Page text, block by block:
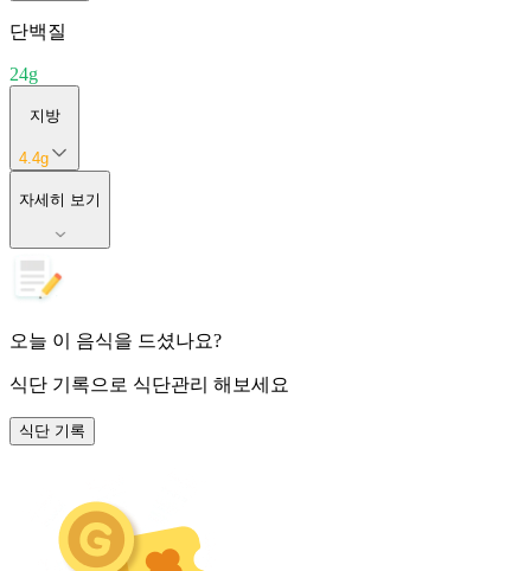
단백질
24g
지방
4.4g
자세히 보기
오늘 이 음식을 드셨나요?
식단 기록으로 식단관리 해보세요
식단 기록